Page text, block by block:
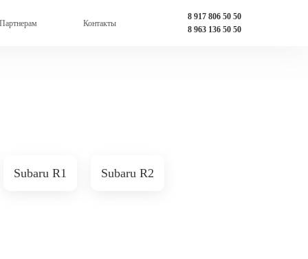
Партнерам Контакты
8 917 806 50 50
8 963 136 50 50
Subaru R1 Subaru R2